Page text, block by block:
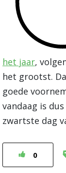
het jaar,
het grootst.
goede
vandaag is
zwartste dag
0